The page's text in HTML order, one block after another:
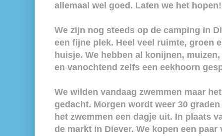
allemaal wel goed. Laten we het hopen!
We zijn nog steeds op de camping in
een fijne plek. Heel veel ruimte, groen
huisje. We hebben al konijnen,
en vanochtend zelfs een eekhoorn
We wilden vandaag zwemmen maar
gedacht. Morgen wordt weer 30
het zwemmen een dagje uit. In plaats
de markt in Diever. We kopen een paar